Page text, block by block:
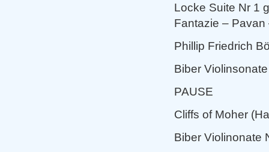
Locke Suite Nr 1
Fantazie –
Phillip Friedrich
Biber
PAUSE
Cliffs of Moher
Biber Violinonate